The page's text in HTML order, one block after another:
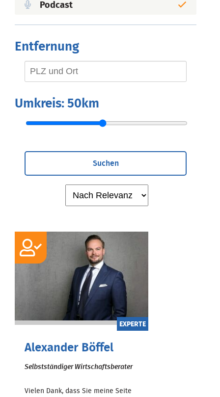
Podcast
Entfernung
Umkreis: 50km
Suchen
EXPERTE
Alexander Böffel
Selbstständiger Wirtschaftsberater
Vielen Dank, dass Sie meine Seite